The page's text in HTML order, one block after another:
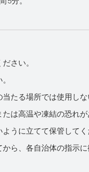
さい。
たる場所では使用しな
は高温や凍結の恐れ
うに立てて保管してく
ら、各自治体の指示